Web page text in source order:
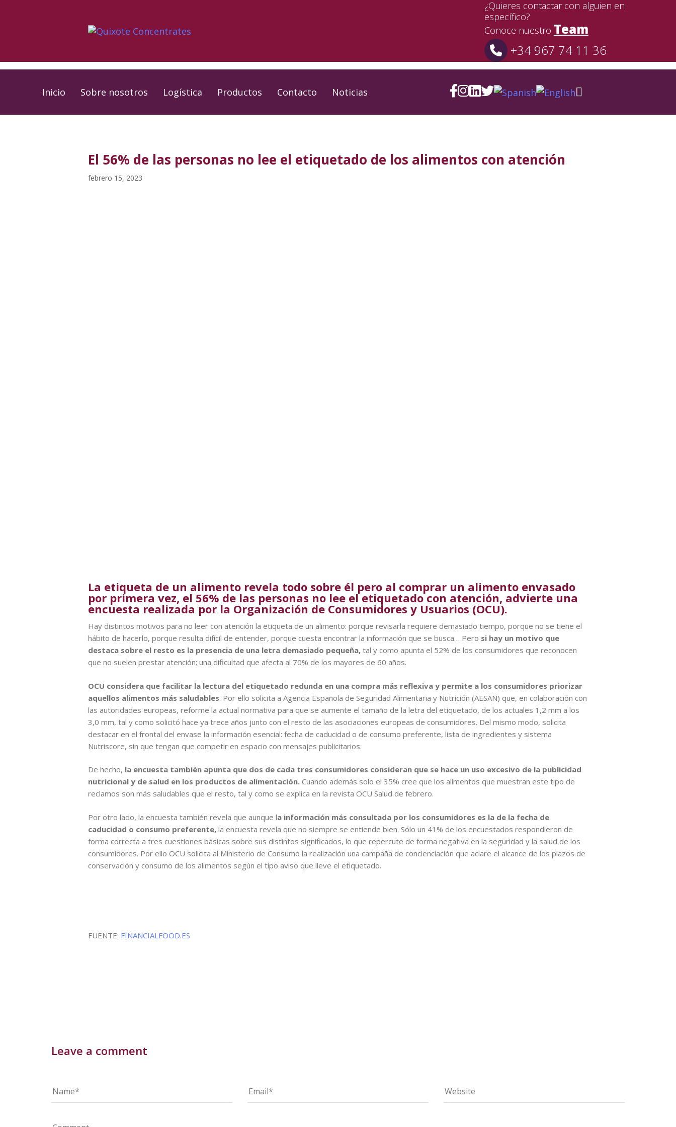
Skip
¿Quieres contactar con alguien en
específico?
Conoce nuestro Team
+34 967 74 11 36
Inicio Sobre nosotros Logística Productos Contacto Noticias
El 56% de las personas no lee el etiquetado de los alimentos con atención
febrero 15, 2023
La etiqueta de un alimento revela todo sobre él pero al comprar un alimento envasado
por primera vez, el 56% de las personas no lee el etiquetado con atención, advierte una
encuesta realizada por la Organización de Consumidores y Usuarios (OCU).
Hay distintos motivos para no leer con atención la etiqueta de un alimento: porque revisarla requiere demasiado tiempo, porque no se tiene el
hábito de hacerlo, porque resulta difícil de entender, porque cuesta encontrar la información que se busca… Pero si hay un motivo que
destaca sobre el resto es la presencia de una letra demasiado pequeña, tal y como apunta el 52% de los consumidores que reconocen
que no suelen prestar atención; una dificultad que afecta al 70% de los mayores de 60 años.
OCU considera que facilitar la lectura del etiquetado redunda en una compra más reflexiva y permite a los consumidores priorizar
aquellos alimentos más saludables. Por ello solicita a Agencia Española de Seguridad Alimentaria y Nutrición (AESAN) que, en colaboración con
las autoridades europeas, reforme la actual normativa para que se aumente el tamaño de la letra del etiquetado, de los actuales 1,2 mm a los
3,0 mm, tal y como solicitó hace ya trece años junto con el resto de las asociaciones europeas de consumidores. Del mismo modo, solicita
destacar en el frontal del envase la información esencial: fecha de caducidad o de consumo preferente, lista de ingredientes y sistema
Nutriscore, sin que tengan que competir en espacio con mensajes publicitarios.
De hecho, la encuesta también apunta que dos de cada tres consumidores consideran que se hace un uso excesivo de la publicidad
nutricional y de salud en los productos de alimentación. Cuando además solo el 35% cree que los alimentos que muestran este tipo de
reclamos son más saludables que el resto, tal y como se explica en la revista OCU Salud de febrero.
Por otro lado, la encuesta también revela que aunque la información más consultada por los consumidores es la de la fecha de
caducidad o consumo preferente, la encuesta revela que no siempre se entiende bien. Sólo un 41% de los encuestados respondieron de
forma correcta a tres cuestiones básicas sobre sus distintos significados, lo que repercute de forma negativa en la seguridad y la salud de los
consumidores. Por ello OCU solicita al Ministerio de Consumo la realización una campaña de concienciación que aclare el alcance de los plazos de
conservación y consumo de los alimentos según el tipo aviso que lleve el etiquetado.
FUENTE: FINANCIALFOOD.ES
Leave a comment